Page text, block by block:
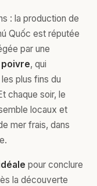
: la production de
Quốc est réputée
par une
, qui
plus fins du
chaque soir, le
locaux et
mer frais, dans
pour conclure
la découverte